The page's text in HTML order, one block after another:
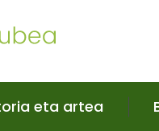
eta artea